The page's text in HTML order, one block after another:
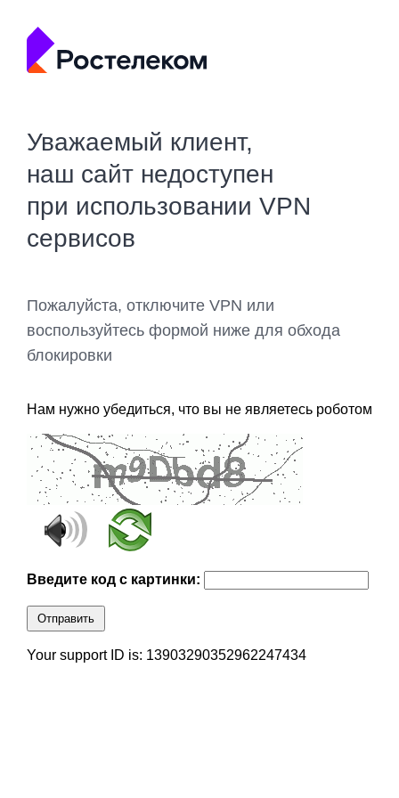
Уважаемый клиент,
наш сайт недоступен
при использовании VPN
сервисов
Пожалуйста, отключите VPN или
воспользуйтесь формой ниже для обхода
блокировки
Нам нужно убедиться, что вы не являетесь роботом
Введите код с картинки:
Отправить
Your support ID is: 13903290352962247434